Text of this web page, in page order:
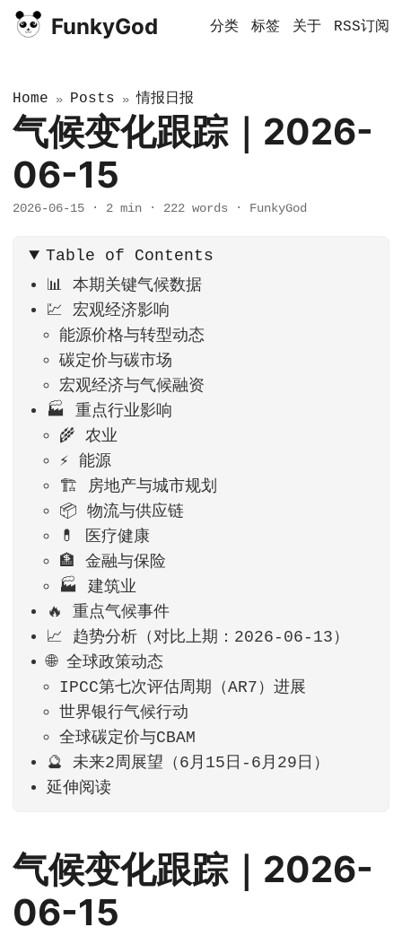
FunkyGod 分类 标签 关于 RSS订阅
Home » Posts »情报日报
气候变化跟踪｜2026-
06-15
2026-06-15 · 2 min · 222 words · FunkyGod
Table of Contents
📊 本期关键气候数据
💹 宏观经济影响
能源价格与转型动态
碳定价与碳市场
宏观经济与气候融资
🏭 重点行业影响
🌾 农业
⚡ 能源
🏗️ 房地产与城市规划
📦 物流与供应链
💊 医疗健康
🏦 金融与保险
🏭 建筑业
🔥 重点气候事件
📈 趋势分析（对比上期：2026-06-13）
🌐 全球政策动态
IPCC第七次评估周期（AR7）进展
世界银行气候行动
全球碳定价与CBAM
🔮 未来2周展望（6月15日-6月29日）
延伸阅读
气候变化跟踪｜2026-
06-15